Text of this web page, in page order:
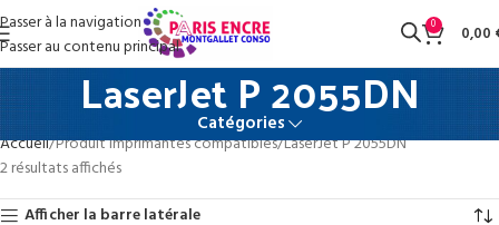
Passer à la navigation
Passer au contenu principal
0 0,00
LaserJet P 2055DN
Catégories
Accueil Produit Imprimantes compatibles LaserJet P 2055DN
2 résultats affichés
Afficher la barre latérale